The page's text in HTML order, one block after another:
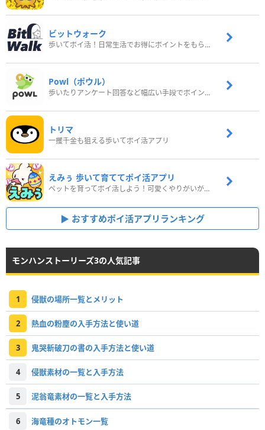
ビットウォーク
歩いてポイ活！日常生活でお得にポイントをもらおう
Powl（ポウル）
歩いたりアンケート回答など幅広い手段でポイントをゲット
トリマ
一攫千金も狙える歩いてポイ活アプリ
えみぅ 歩いて育ててポイ活アプリ
ペットを育ってポイ活しよう！可愛くやりがいがある新感覚アプリ
おすすめポイ活アプリランキング
モンハンストーリーズ3の人気記事
1 侵獣の場所一覧とメリット
2 熱血の粉塵の入手方法と使い道
3 鬼哭斬破刀の書の入手方法と使い道
4 侵獣素材の一覧と入手方法
5 泥翁竜素材の一覧と入手方法
6 海竜種のオトモン一覧